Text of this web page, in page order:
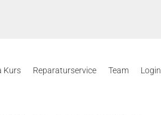
Kurs Reparaturservice Team Login